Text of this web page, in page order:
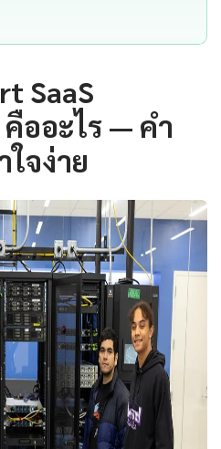
SaaS
ออะไร — คำ
จง่าย